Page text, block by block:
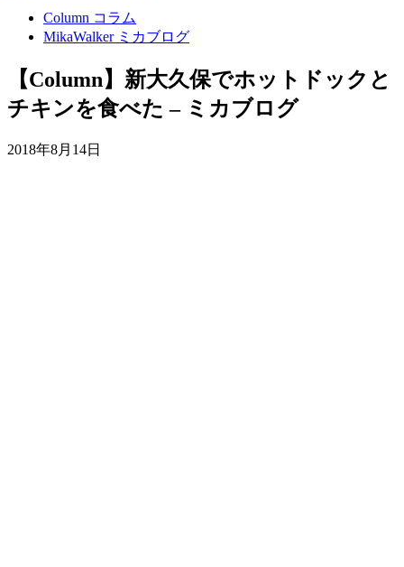
Column コラム
MikaWalker ミカブログ
【Column】新大久保でホットドックと
チキンを食べた – ミカブログ
2018年8月14日